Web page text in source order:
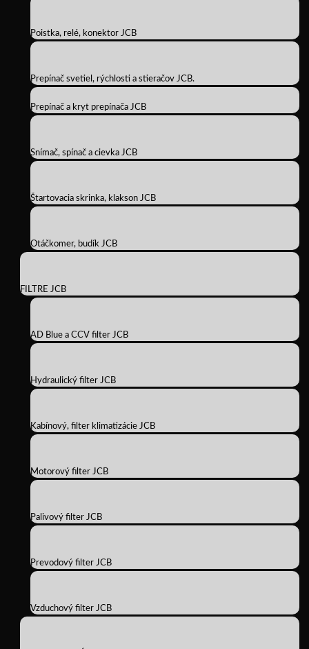
Poistka, relé, konektor JCB
Prepínač svetiel, rýchlosti a stieračov JCB.
Prepínač a kryt prepínača JCB
Snímač, spínač a cievka JCB
Štartovacia skrinka, klakson JCB
Otáčkomer, budík JCB
FILTRE JCB
AD Blue a CCV filter JCB
Hydraulický filter JCB
Kabínový, filter klimatizácie JCB
Motorový filter JCB
Palivový filter JCB
Prevodový filter JCB
Vzduchový filter JCB